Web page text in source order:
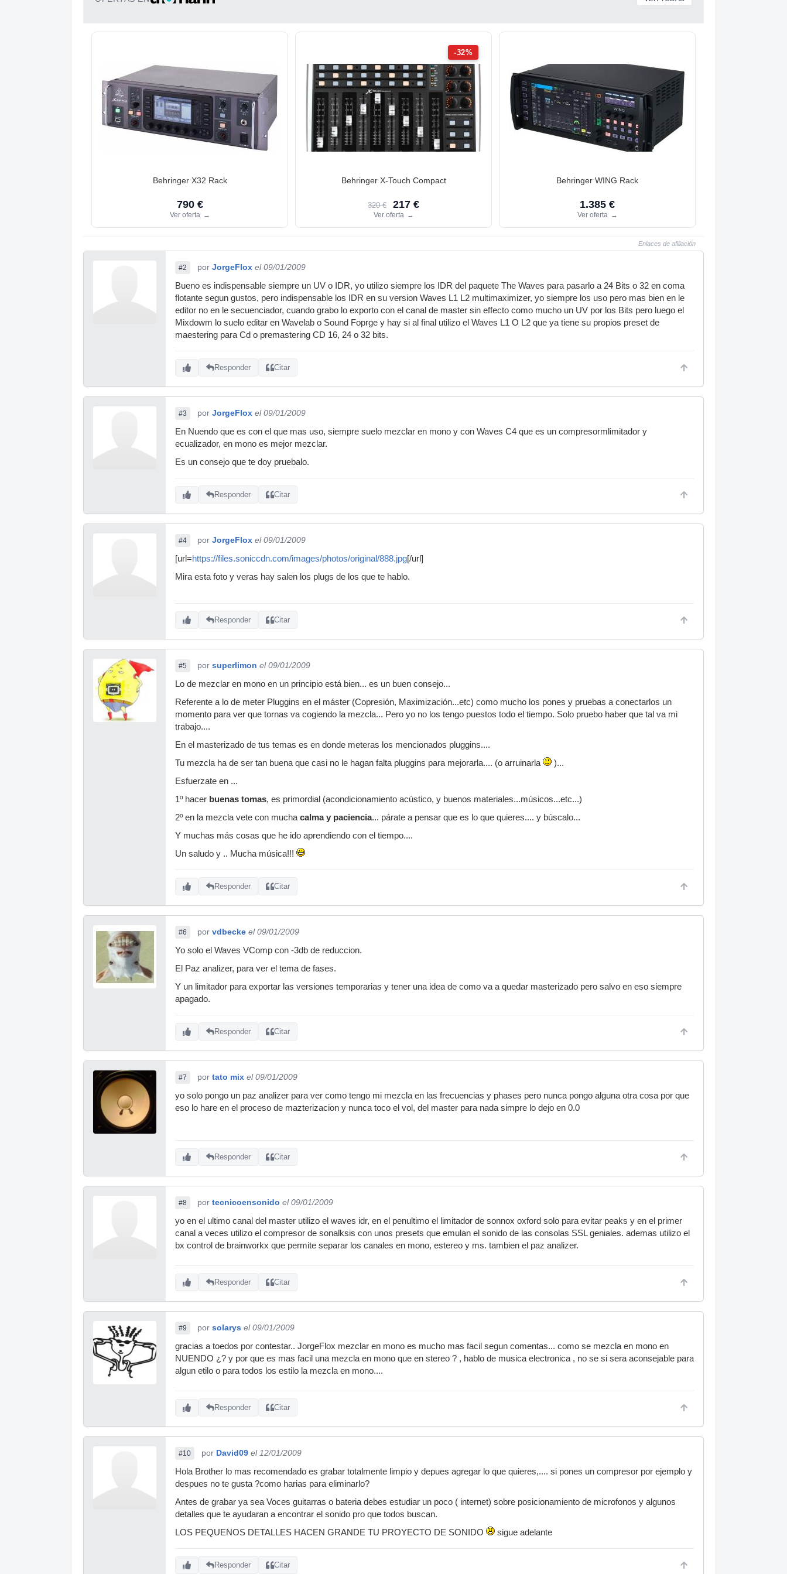
Behringer X32 Rack
790 €
Ver oferta →
-32%
Behringer X-Touch Compact
320 € 217 €
Ver oferta →
Behringer WING Rack
1.385 €
Ver oferta →
Enlaces de afiliación
#2 por JorgeFlox el 09/01/2009
Bueno es indispensable siempre un UV o IDR, yo utilizo siempre los IDR del paquete The Waves para pasarlo a 24 Bits o 32 en coma
flotante segun gustos, pero indispensable los IDR en su version Waves L1 L2 multimaximizer, yo siempre los uso pero mas bien en le
editor no en le secuenciador, cuando grabo lo exporto con el canal de master sin effecto como mucho un UV por los Bits pero luego el
Mixdowm lo suelo editar en Wavelab o Sound Foprge y hay si al final utilizo el Waves L1 O L2 que ya tiene su propios preset de
maestering para Cd o premastering CD 16, 24 o 32 bits.
Responder Citar
#3 por JorgeFlox el 09/01/2009
En Nuendo que es con el que mas uso, siempre suelo mezclar en mono y con Waves C4 que es un compresormlimitador y
ecualizador, en mono es mejor mezclar.
Es un consejo que te doy pruebalo.
Responder Citar
#4 por JorgeFlox el 09/01/2009
[url=https://files.soniccdn.com/images/photos/original/888.jpg[/url]
Mira esta foto y veras hay salen los plugs de los que te hablo.
Responder Citar
#5 por superlimon el 09/01/2009
Lo de mezclar en mono en un principio está bien... es un buen consejo...
Referente a lo de meter Pluggins en el máster (Copresión, Maximización...etc) como mucho los pones y pruebas a conectarlos un
momento para ver que tornas va cogiendo la mezcla... Pero yo no los tengo puestos todo el tiempo. Solo pruebo haber que tal va mi
trabajo....
En el masterizado de tus temas es en donde meteras los mencionados pluggins....
Tu mezcla ha de ser tan buena que casi no le hagan falta pluggins para mejorarla.... (o arruinarla
)...
Esfuerzate en ...
1º hacer buenas tomas, es primordial (acondicionamiento acústico, y buenos materiales...músicos...etc...)
2º en la mezcla vete con mucha calma y paciencia... párate a pensar que es lo que quieres.... y búscalo...
Y muchas más cosas que he ido aprendiendo con el tiempo....
Un saludo y .. Mucha música!!!
Responder Citar
#6 por vdbecke el 09/01/2009
Yo solo el Waves VComp con -3db de reduccion.
El Paz analizer, para ver el tema de fases.
Y un limitador para exportar las versiones temporarias y tener una idea de como va a quedar masterizado pero salvo en eso siempre
apagado.
Responder Citar
#7 por tato mix el 09/01/2009
yo solo pongo un paz analizer para ver como tengo mi mezcla en las frecuencias y phases pero nunca pongo alguna otra cosa por que
eso lo hare en el proceso de mazterizacion y nunca toco el vol, del master para nada simpre lo dejo en 0.0
Responder Citar
#8 por tecnicoensonido el 09/01/2009
yo en el ultimo canal del master utilizo el waves idr, en el penultimo el limitador de sonnox oxford solo para evitar peaks y en el primer
canal a veces utilizo el compresor de sonalksis con unos presets que emulan el sonido de las consolas SSL geniales. ademas utilizo el
bx control de brainworkx que permite separar los canales en mono, estereo y ms. tambien el paz analizer.
Responder Citar
#9 por solarys el 09/01/2009
gracias a toedos por contestar.. JorgeFlox mezclar en mono es mucho mas facil segun comentas... como se mezcla en mono en
NUENDO ¿? y por que es mas facil una mezcla en mono que en stereo ? , hablo de musica electronica , no se si sera aconsejable para
algun etilo o para todos los estilo la mezcla en mono....
Responder Citar
#10 por David09 el 12/01/2009
Hola Brother lo mas recomendado es grabar totalmente limpio y depues agregar lo que quieres,.... si pones un compresor por ejemplo y
despues no te gusta ?como harias para eliminarlo?
Antes de grabar ya sea Voces guitarras o bateria debes estudiar un poco ( internet) sobre posicionamiento de microfonos y algunos
detalles que te ayudaran a encontrar el sonido pro que todos buscan.
LOS PEQUENOS DETALLES HACEN GRANDE TU PROYECTO DE SONIDO
sigue adelante
Responder Citar